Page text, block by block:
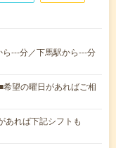
---分／下馬駅から---分
望の曜日があればご相
あれば下記シフトも